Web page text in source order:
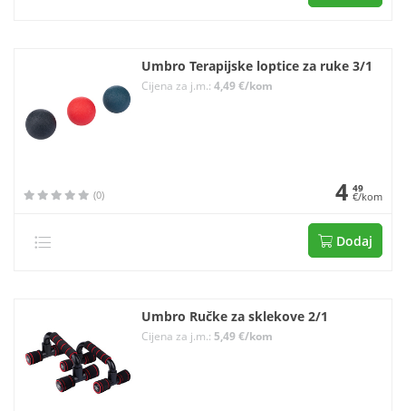
Umbro Terapijske loptice za ruke 3/1
Cijena za j.m.: 4,49 €/kom
(0) 4 49
€/kom
Dodaj
Umbro Ručke za sklekove 2/1
Cijena za j.m.: 5,49 €/kom